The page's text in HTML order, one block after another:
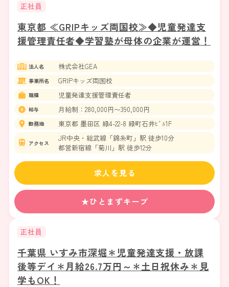
正社員
東京都 ≪GRIPキッズ両国校≫◆児童発達支
援管理責任者◆学習塾が母体の企業が運営！
法人名 株式会社GEA
事業所名 GRIPキッズ両国校
職種 児童発達支援管理責任者
給与 月給制：280,000円〜390,000円
勤務地 東京都 墨田区 緑4-22-8 緑町石井ﾋﾞﾙ1F
アクセス
JR中央・総武線「錦糸町」駅 徒歩10分
都営新宿線「菊川」駅 徒歩12分
★ひとまずキープ
求人を見る
正社員
千葉県 いすみ市深堀＊児童発達支援・放課
後等デイ＊月給26.7万円～＊土日祝休み＊見
学もOK！